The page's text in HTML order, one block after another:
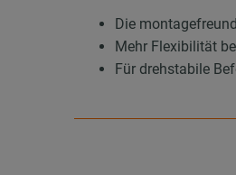
Die
Mehr Flexibilität
Für drehstabile